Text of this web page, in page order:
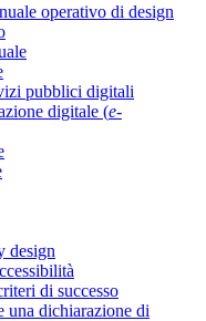
operativo di design
pubblici digitali
digitale (e-
design
di successo
una dichiarazione di